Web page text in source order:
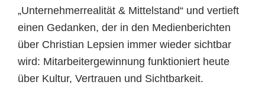
„Unternehmerrealität & Mittelstand“ und vertieft
einen Gedanken, der in den Medienberichten
über Christian Lepsien immer wieder sichtbar
wird: Mitarbeitergewinnung funktioniert heute
über Kultur, Vertrauen und Sichtbarkeit.